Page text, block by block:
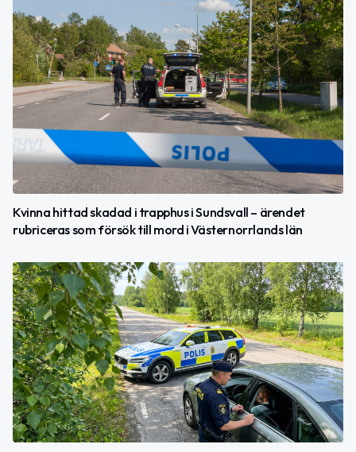
Kvinna hittad skadad i trapphus i Sundsvall – ärendet
rubriceras som försök till mord i Västernorrlands län